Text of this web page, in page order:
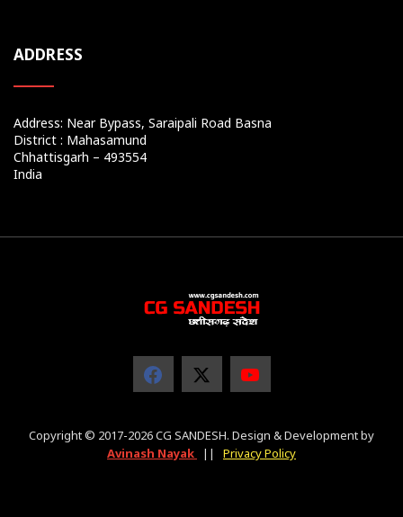
ADDRESS
Address: Near Bypass, Saraipali Road Basna
District : Mahasamund
Chhattisgarh – 493554
India
Copyright © 2017-2026 CG SANDESH. Design & Development by
Avinash Nayak
|| Privacy Policy